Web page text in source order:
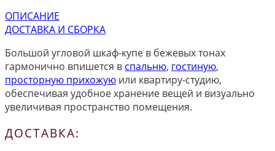
ОПИСАНИЕ
ДОСТАВКА И СБОРКА
Большой угловой шкаф-купе в бежевых тонах
гармонично впишется в спальню, гостиную,
просторную прихожую или квартиру-студию,
обеспечивая удобное хранение вещей и визуально
увеличивая пространство помещения.
ДОСТАВКА: